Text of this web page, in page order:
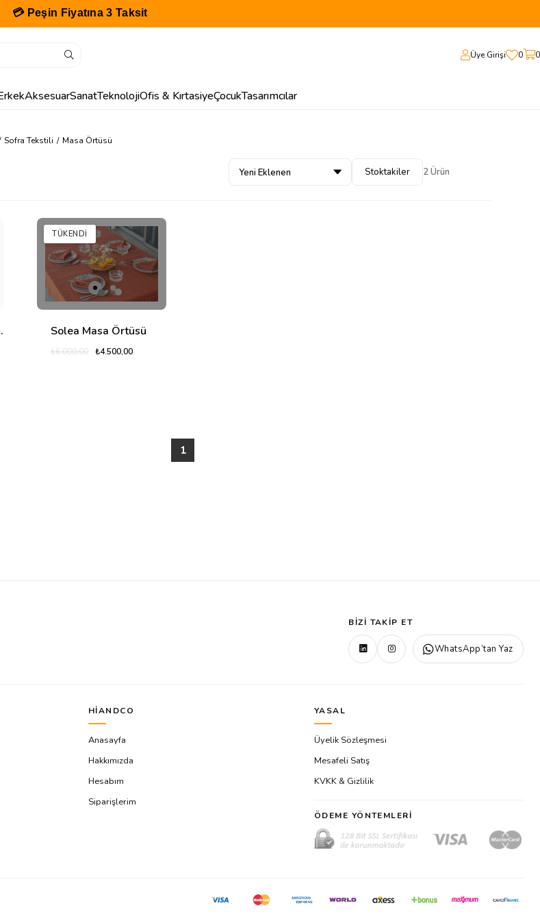
💳 Peşin Fiyatına 3 Taksit
Üye Girişi 0 0
AksesuarSanatTeknolojiOfis & KırtasiyeÇocukTasarımcılar
Sofra Tekstili Masa Örtüsü
Stoktakiler 2 Ürün
Örtüsü
TÜKENDI
Solea Masa Örtüsü
₺4.500,00
₺6.000,00
1
BIZI TAKIP ET
WhatsApp’tan Yaz
HIANDCO
Anasayfa
Hakkımızda
Hesabım
Siparişlerim
YASAL
Üyelik Sözleşmesi
Mesafeli Satış
KVKK & Gizlilik
ÖDEME YÖNTEMLERI